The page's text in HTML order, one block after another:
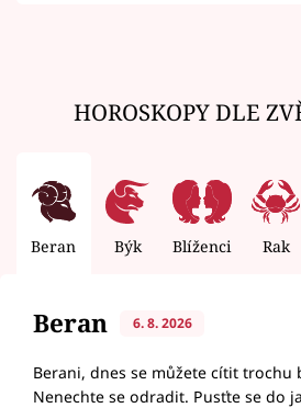
HOROSKOPY DLE
Beran Býk Blíženci Rak
Beran 6. 8. 2026
Berani, dnes se můžete cítit trochu
Nenechte se odradit. Pusťte se do